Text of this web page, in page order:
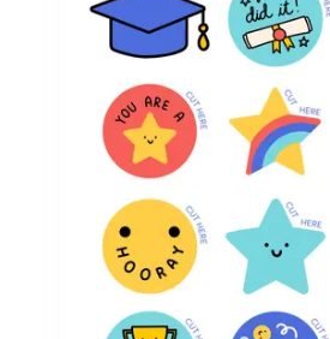
Apto para profesores: